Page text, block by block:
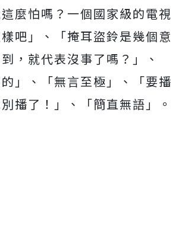
麼怕嗎？一個國家級的電視
吧」、「掩耳盜鈴是幾個意
，就代表沒事了嗎？」、
的」、「無言至極」、「要播
播了！」、「簡直無語」。